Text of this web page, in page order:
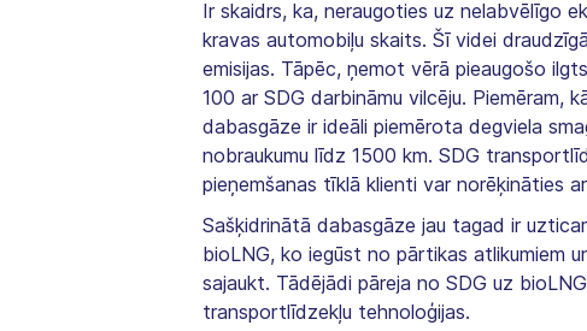
Ir skaidrs, ka, neraugoties uz nelabvēlīgo
kravas automobiļu skaits. Šī videi
emisijas. Tāpēc, ņemot vērā pieaugošo
100 ar SDG darbināmu vilcēju.
dabasgāze ir ideāli piemērota degviela
nobraukumu līdz 1500 km. SDG
pieņemšanas tīklā klienti var norēķināties
Sašķidrinātā dabasgāze jau tagad ir
bioLNG, ko iegūst no pārtikas atlikumiem
sajaukt. Tādējādi pāreja no SDG uz
transportlīdzekļu tehnoloģijas.